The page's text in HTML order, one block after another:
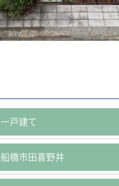
一戸建て
船橋市田喜野井